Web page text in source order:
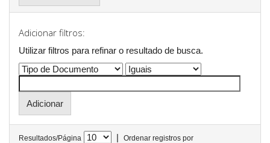
Adicionar filtros:
Utilizar filtros para refinar o resultado de busca.
Resultados/Página |
Ordenar registros por